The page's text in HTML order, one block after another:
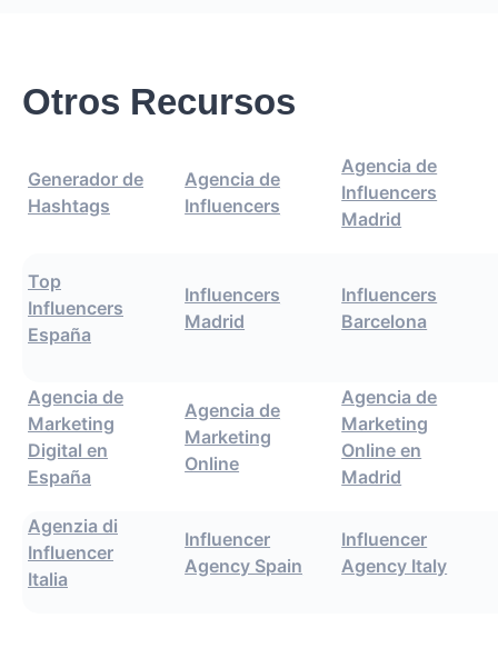
Otros Recursos
Generador de
Hashtags
Agencia de
Influencers
Agencia de
Influencers
Madrid
Top
Influencers
España
Influencers
Madrid
Influencers
Barcelona
Agencia de
Marketing
Digital en
España
Agencia de
Marketing
Online
Agencia de
Marketing
Online en
Madrid
Agenzia di
Influencer
Italia
Influencer
Agency Spain
Influencer
Agency Italy